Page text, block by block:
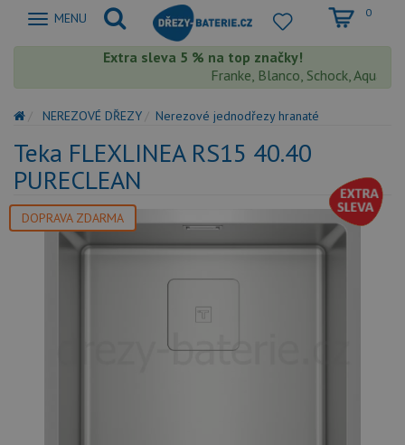
Zobrazit
MENU 0
Extra sleva 5 % na top značky!
Franke, Blanco, Schock,
NEREZOVÉ DŘEZY Nerezové jednodřezy hranaté
Teka FLEXLINEA RS15 40.40
PURECLEAN
DOPRAVA ZDARMA